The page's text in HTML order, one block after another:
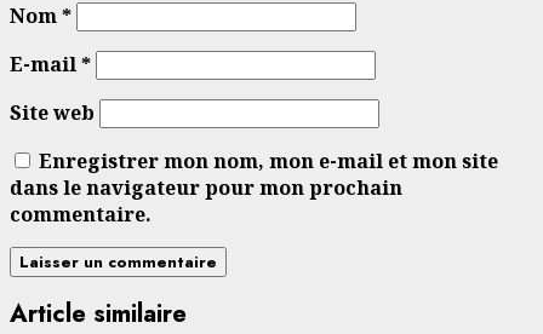
Nom*
E-mail*
Site web
Enregistrer mon nom, mon e-mail et mon site
dans le navigateur pour mon prochain
commentaire.
Article similaire